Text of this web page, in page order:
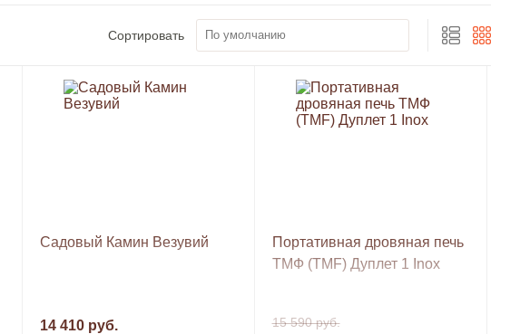
Сортировать По умолчанию
Садовый Камин Везувий
14 410 руб.
Портативная дровяная печь
ТМФ (TMF) Дуплет 1 Inox
15 590 руб.